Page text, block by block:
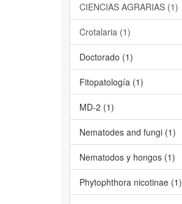
CIENCIAS AGRARIAS (1)
Crotalaria (1)
Doctorado (1)
Fitopatología (1)
MD-2 (1)
Nematodes and fungi (1)
Nematodos y hongos (1)
Phytophthora nicotinae (1)